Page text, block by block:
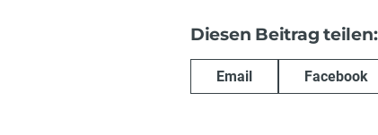
Diesen Beitrag teilen:
Email Facebook